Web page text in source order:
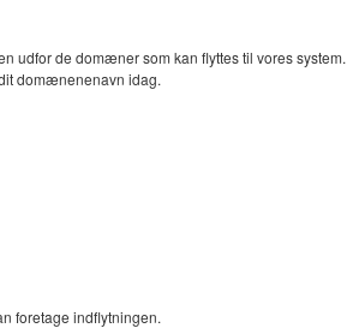
udfor de domæner som kan flyttes til vores system.
domænenenavn idag.
foretage indflytningen.